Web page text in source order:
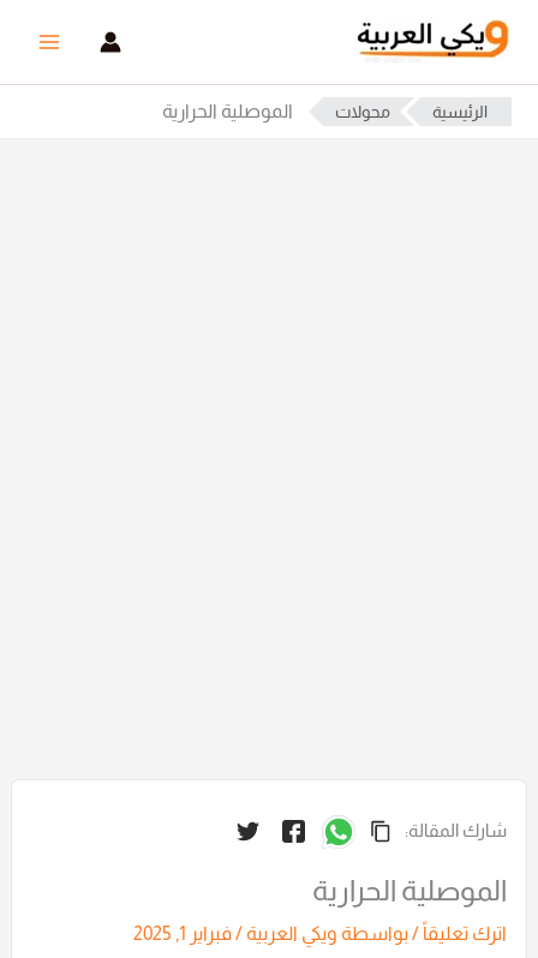
تخطي
المحتوى
الرئيسية محولات الموصلية الحرارية
شارك المقالة:
الموصلية الحرارية
اترك تعليقاً/ بواسطة ويكي العربية/فبراير 1, 2025